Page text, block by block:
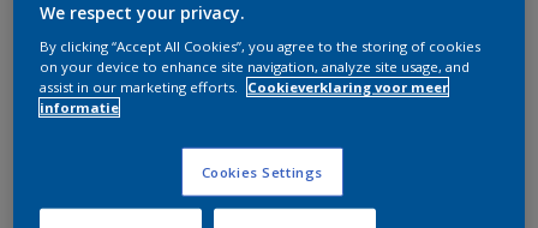
We respect your privacy.
By clicking “Accept All Cookies”, you agree to the storing of cookies
on your device to enhance site navigation, analyze site usage, and
assist in our marketing efforts.
Cookieverklaring voor meer
informatie
Cookies Settings